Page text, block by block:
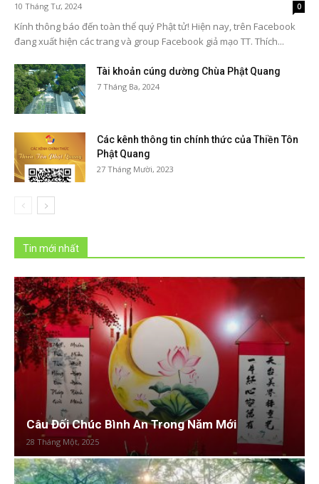
10 Tháng Tư, 2024 0
Kính thông báo đến toàn thể quý Phật tử! Hiện nay, trên Facebook
đang xuất hiện các trang và group Facebook giả mạo TT. Thích...
Tài khoản cúng dường Chùa Phật Quang
7 Tháng Ba, 2024
Các kênh thông tin chính thức của Thiền Tôn
Phật Quang
27 Tháng Mười, 2023
Tin mới nhất
Câu Đối Chúc Bình An Trong Năm Mới
28 Tháng Một, 2025